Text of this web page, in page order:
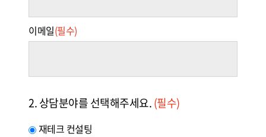
이메일(필수)
2. 상담분야를 선택해주세요.(필수)
재테크 컨설팅